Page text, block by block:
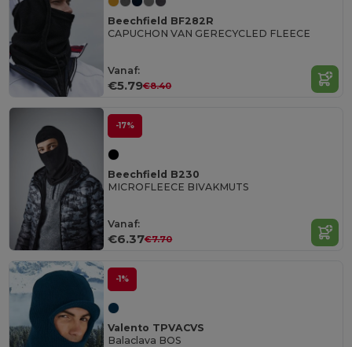
Beechfield BF282R
CAPUCHON VAN GERECYCLED FLEECE
Vanaf:
€5.79€8.40
-17%
Beechfield B230
MICROFLEECE BIVAKMUTS
Vanaf:
€6.37€7.70
-1%
Valento TPVACVS
Balaclava BOS